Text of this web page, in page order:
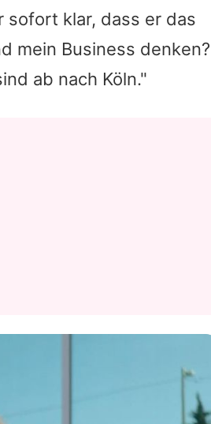
sofort klar, dass er das
mein Business denken?
ab nach Köln."